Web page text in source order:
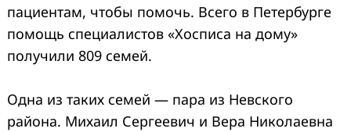
пациентам, чтобы помочь. Всего в Петербурге
помощь специалистов «Хосписа на дому»
получили 809 семей.
Одна из таких семей — пара из Невского
района. Михаил Сергеевич и Вера Николаевна